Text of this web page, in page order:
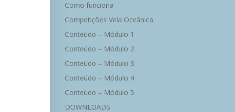
Como funciona
Competições Vela Oceânica
Conteúdo – Módulo 1
Conteúdo – Módulo 2
Conteúdo – Módulo 3
Conteúdo – Módulo 4
Conteúdo – Módulo 5
DOWNLOADS